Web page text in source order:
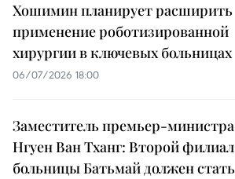
Хошимин планирует расширить
применение роботизированной
хирургии в ключевых больницах
06/07/2026 18:00
Заместитель премьер-министра
Нгуен Ван Тханг: Второй филиал
больницы Батьмай должен стать